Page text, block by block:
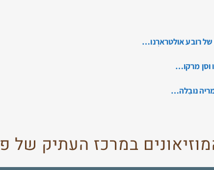
של רובע אולטרארְנו…
וסן מרקו…
נובֵלה…
במרכז העתיק של